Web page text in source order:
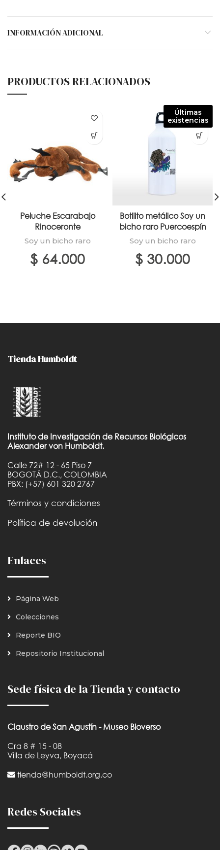
INFORMACIÓN ADICIONAL
PRODUCTOS RELACIONADOS
Peluche Escarabajo
Rinoceronte
Soy un bicho raro
$ 64.000
Últimas
existencias
Botilito metálico Soy un
bicho raro Puercoespín
Soy un bicho raro
$ 30.000
Tienda Humboldt
Instituto de Investigación de Recursos Biológicos
Alexander von Humboldt.
Calle 72# 12 - 65 Piso 7
BOGOTÁ D.C., COLOMBIA
PBX: (+57) 601 320 2767
Términos y condiciones
Política de devolución
Enlaces
Página Web
Colecciones
Reporte BIO
Repositorio Institucional
Sede física de la Tienda y contacto
Claustro de San Agustín - Museo Bioverso
Cra 8 # 15 - 08
Villa de Leyva, Boyacá
tienda@humboldt.org.co
Redes Sociales